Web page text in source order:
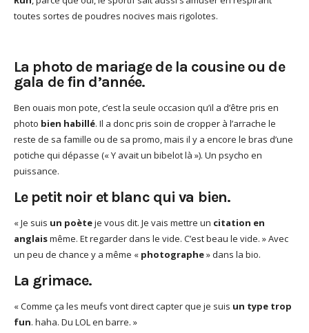
toutes sortes de poudres nocives mais rigolotes.
La photo de mariage de la cousine ou de
gala de fin d’année.
Ben ouais mon pote, c’est la seule occasion qu’il a d’être pris en
photo bien habillé. Il a donc pris soin de cropper à l’arrache le
reste de sa famille ou de sa promo, mais il y a encore le bras d’une
potiche qui dépasse (« Y avait un bibelot là »). Un psycho en
puissance.
Le petit noir et blanc qui va bien.
« Je suis un poèteje vous dit. Je vais mettre un citation en
anglaismême. Et regarder dans le vide. C’est beau le vide. » Avec
un peu de chance y a même « photographe» dans la bio.
La grimace.
« Comme ça les meufs vont direct capter que je suis un type trop
fun. haha. Du LOL en barre. »